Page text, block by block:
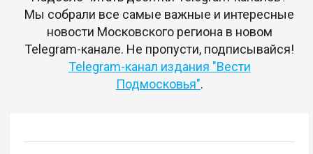
Мы собрали все самые важные и интересные
новости Московского региона в новом
Telegram-канале. Не пропусти, подписывайся!
Telegram-канал издания "Вести
Подмосковья".